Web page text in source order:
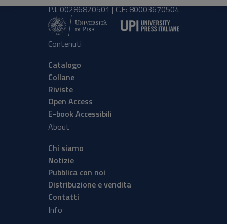
P.I. 00286820501 | C.F: 80003670504
Contenuti
Catalogo
Collane
Riviste
Open Access
E-book Accessibili
About
Chi siamo
Notizie
Pubblica con noi
Distribuzione e vendita
Contatti
Info